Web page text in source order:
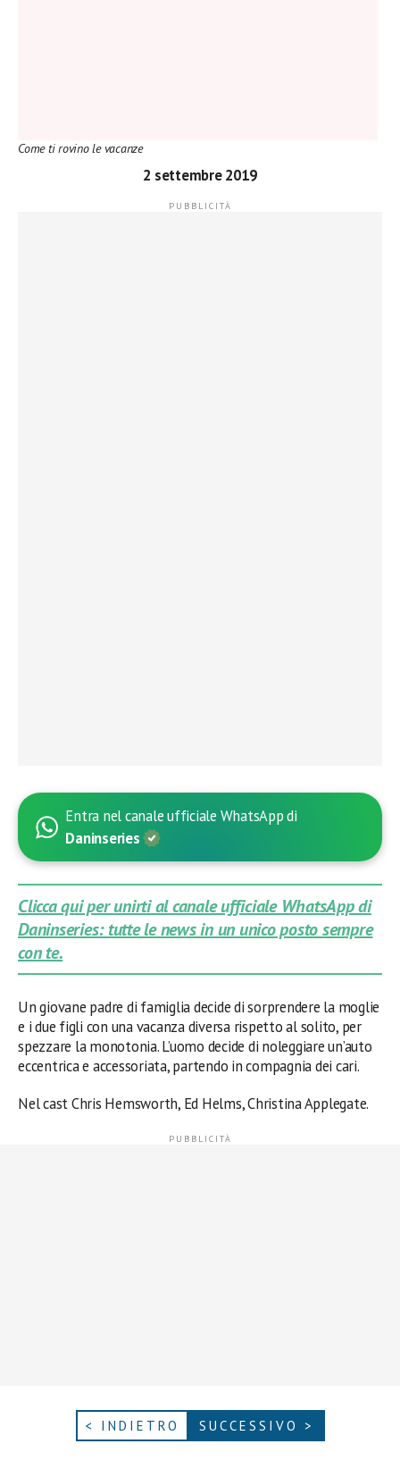
Come ti rovino le vacanze
2 settembre 2019
Entra nel canale ufficiale WhatsApp di
Daninseries
Clicca qui per unirti al canale ufficiale WhatsApp di
Daninseries: tutte le news in un unico posto sempre
con te.
Un giovane padre di famiglia decide di sorprendere la moglie
e i due figli con una vacanza diversa rispetto al solito, per
spezzare la monotonia. L’uomo decide di noleggiare un’auto
eccentrica e accessoriata, partendo in compagnia dei cari.
Nel cast Chris Hemsworth, Ed Helms, Christina Applegate.
< INDIETRO SUCCESSIVO >